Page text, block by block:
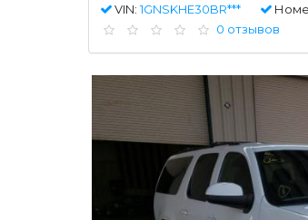
VIN:1GNSKHE30BR***
0 отзывов